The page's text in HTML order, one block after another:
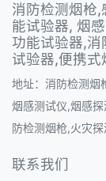
消防检测烟枪
能试验器, 烟
功能试验器,消
试验器,便携式
地址：消防检测烟
烟感测试仪,烟感
防检测烟枪,火灾
联系我们